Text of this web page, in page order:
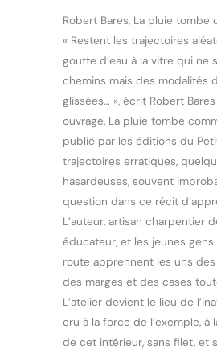
Robert Bares, La pluie tombe
« Restent les trajectoires
goutte d’eau à la vitre qui ne
chemins mais des modalités
glissées… », écrit Robert
ouvrage, La pluie tombe
publié par les éditions du
trajectoires erratiques,
hasardeuses, souvent
question dans ce récit
L’auteur, artisan charpentier
éducateur, et les jeunes
route apprennent les uns
des marges et des cases
L’atelier devient le lieu de
cru à la force de l’exemple, à
de cet intérieur, sans filet, et
tombe
comme
la
lune